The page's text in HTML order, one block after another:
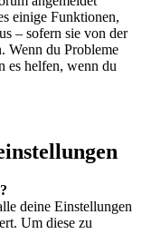
einige Funktionen,
– sofern sie von der
Wenn du Probleme
es helfen, wenn du
deine Einstellungen
Um diese zu